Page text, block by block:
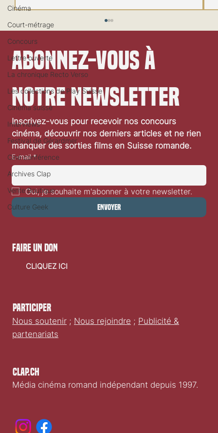
Cinéma
Court-métrage
Concours
Lettre ouverte
La chronique Recto Verso
Les collections de Play Suisse
Cinéma suisse
Interviews
Festival de Gérardmer
Ciné conférence
Archives Clap
Vente Boutique
Culture Geek
Le caméo secret d’Alison Arngrim
Abonnez-vous à
notre newsletter
Inscrivez-vous pour recevoir nos concours
cinéma, découvrir nos derniers articles et ne rien
manquer des sorties films en Suisse romande.
E-mail *
Oui, je souhaite m'abonner à votre newsletter.
Envoyer
Clap.ch
Média cinéma romand indépendant depuis 1997.
Participer
Nous soutenir ; Nous rejoindre ; Publicité &
partenariats
faire un don
CLIQUEZ ICI